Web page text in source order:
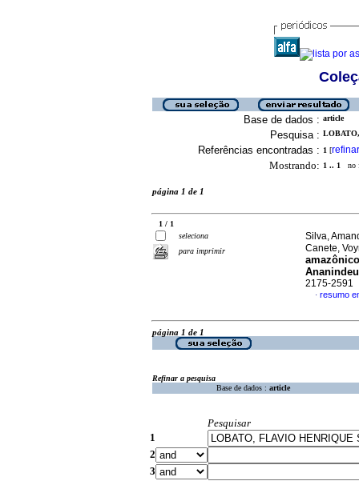
Base de dados : article
Pesquisa :
Referências encontradas : 1 [refinar
Mostrando: 1 .. 1 no
página 1 de 1
1 / 1
seleciona
para imprimir
Silva,
Canete,
amazônico
2175-2591
· resumo
página 1 de 1
Refinar a pesquisa
Base de dados : article
Pesquisar
1
2
3